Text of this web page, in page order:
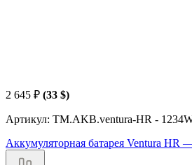
2 645 ₽ (33 $)
Артикул: TM.AKB.ventura-HR -
Аккумуляторная батарея Ventura HR